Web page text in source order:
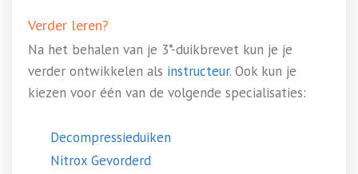
Verder leren?
Na het behalen van je 3*-duikbrevet kun je je
verder ontwikkelen als instructeur. Ook kun je
kiezen voor één van de volgende specialisaties:
Decompressieduiken
Nitrox Gevorderd